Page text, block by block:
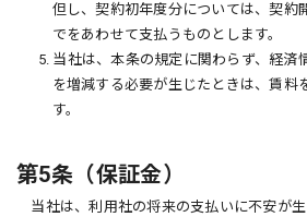
但し、契約初年度分については、契約
でをあわせて支払うものとします。
5. 当社は、本条の規定に関わらず、経済
を増減する必要が生じたときは、賃料
す。
第5条（保証金）
当社は、利用社の将来の支払いに不安が